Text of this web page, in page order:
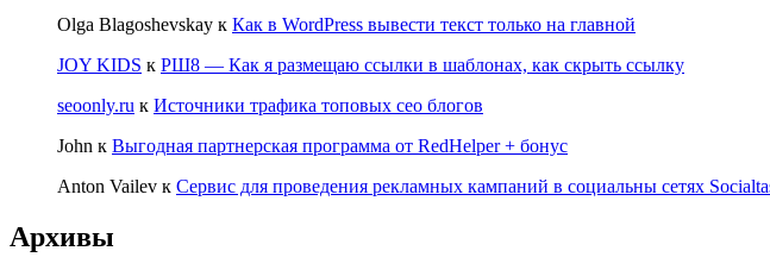
Olga Blagoshevskay к Как в WordPress вывести текст только на главной
JOY KIDS к РШ8 — Как я размещаю ссылки в шаблонах, как скрыть ссылку
seoonly.ru к Источники трафика топовых сео блогов
John к Выгодная партнерская программа от RedHelper + бонус
Anton Vailev к Сервис для проведения рекламных кампаний в социальны сетях
Архивы